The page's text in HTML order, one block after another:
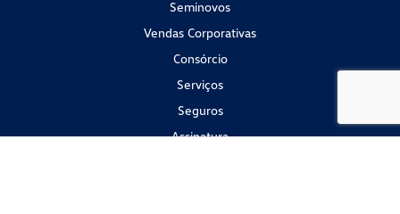
Seminovos
Vendas Corporativas
Consórcio
Serviços
Seguros
Assinatura